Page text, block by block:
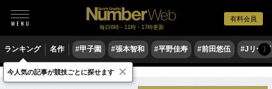
有料会員
毎日6時・11時・17時更新
ランキング 名作 #甲子園 #張本智和 #平野佳寿 #前田悠伍 #Jリーグ
〉
野球 プロ野球
今人気の記事が競技ごとに探せます ×